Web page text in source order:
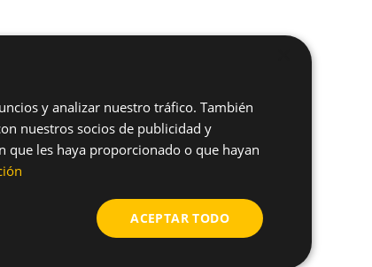
y analizar nuestro tráfico. También
nuestros socios de publicidad y
les haya proporcionado o que hayan
ACEPTAR TODO